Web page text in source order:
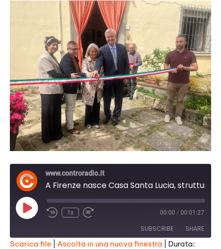
www.controradio.it
Play
Episode
1x 00:00 / 00:01:27
SUBSCRIBE SHARE
Scarica file Ascolta in una nuova finestra
Durata: